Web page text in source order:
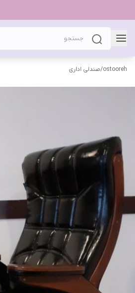
ostooreh
/صندلی اداری